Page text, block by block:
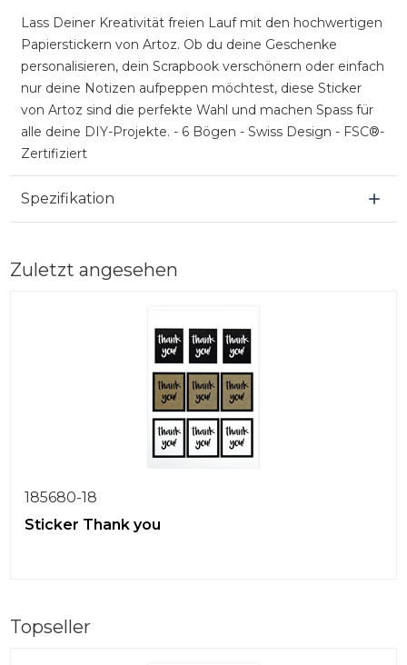
Lass Deiner Kreativität freien Lauf mit den hochwertigen
Papierstickern von Artoz. Ob du deine Geschenke
personalisieren, dein Scrapbook verschönern oder einfach
nur deine Notizen aufpeppen möchtest, diese Sticker
von Artoz sind die perfekte Wahl und machen Spass für
alle deine DIY-Projekte. - 6 Bögen - Swiss Design - FSC®-
Zertifiziert
Spezifikation
Zuletzt angesehen
185680-18
Sticker Thank you
Topseller